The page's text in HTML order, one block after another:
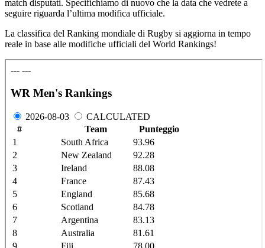
match disputati. Specifichiamo di nuovo che la data che vedrete a
seguire riguarda l’ultima modifica ufficiale.
La classifica del Ranking mondiale di Rugby si aggiorna in tempo
reale in base alle modifiche ufficiali del World Rankings!